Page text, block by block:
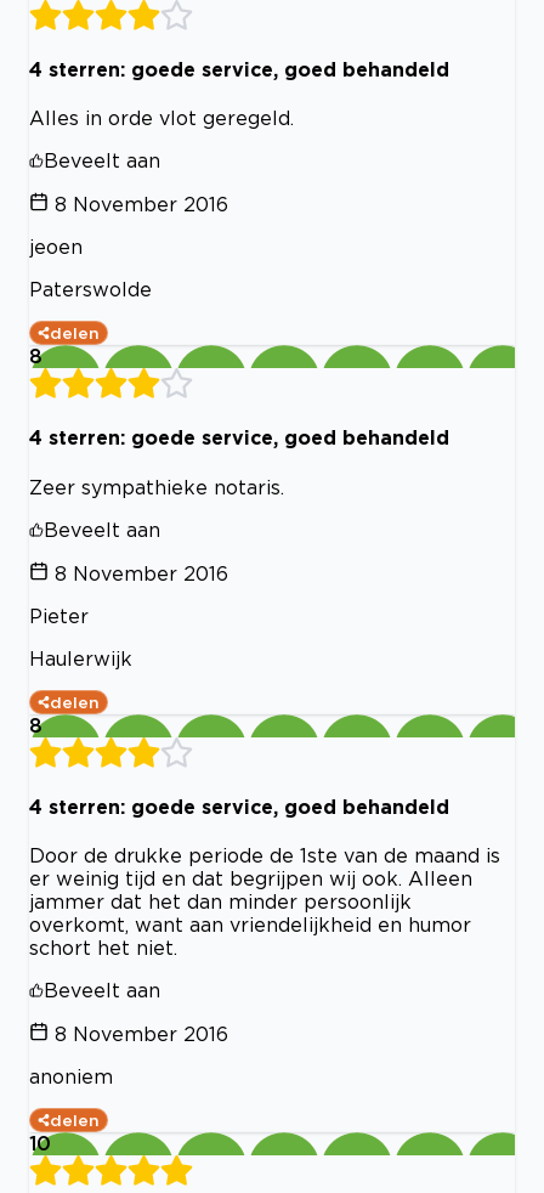
4 sterren: goede service, goed behandeld
Alles in orde vlot geregeld.
Beveelt aan
8 November 2016
jeoen
Paterswolde
delen
8
4 sterren: goede service, goed behandeld
Zeer sympathieke notaris.
Beveelt aan
8 November 2016
Pieter
Haulerwijk
delen
8
4 sterren: goede service, goed behandeld
Door de drukke periode de 1ste van de maand is
er weinig tijd en dat begrijpen wij ook. Alleen
jammer dat het dan minder persoonlijk
overkomt, want aan vriendelijkheid en humor
schort het niet.
Beveelt aan
8 November 2016
anoniem
delen
10